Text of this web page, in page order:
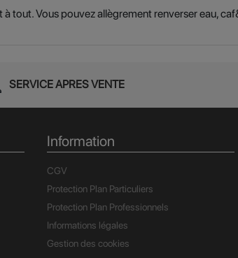
tout. Vous pouvez allègrement renverser eau,
SERVICE APRES VENTE
Information
CGV
Protection Plan Particuliers
Protection Plan Professionnels
Informations légales
Gestion des cookies